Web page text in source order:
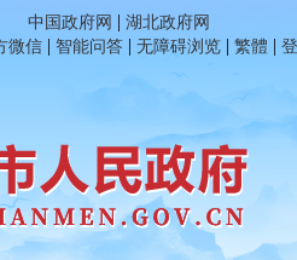
中国政府网 | 湖北政府网
微信 | 智能问答 | 无障碍浏览 | 繁體 |